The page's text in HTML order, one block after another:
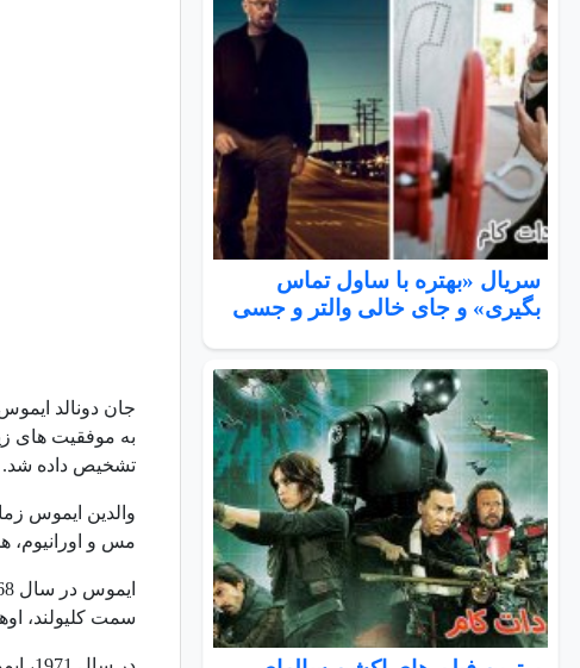
سریال «بهتره با ساول تماس
بگیری» و جای خالی والتر و جسی
جان دونالد ایموس در 23 جولای 1940 در ریورساید کالیفرنیا به دنیا آمد و در دامداری پدرش در
به موفقیت های
تشخیص داده شد.
والدین ایموس
مس و اورانیوم،
سمت کلیولند،